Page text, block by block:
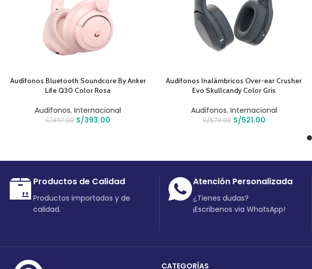
AÑADIR AL CARRITO
Audífonos Bluetooth Soundcore By Anker
Life Q30 Color Rosa
Audifonos,Internacional
S/497.00 S/393.00
AÑADIR AL CARRITO
Audífonos Inalámbricos Over-ear Crusher
Evo Skullcandy Color Gris
Audifonos, Internacional
S/579.00 S/521.00
Productos de Calidad
Productos importados y de
calidad.
Atención Personalizada
¿Tienes dudas?
¡Escribenos via WhatsApp!
CATEGORÍAS